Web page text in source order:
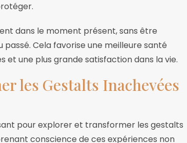
dans le moment présent, sans être
Cela favorise une meilleure santé
et une plus grande satisfaction dans la vie.
les Gestalts Inachevées
pour explorer et transformer les gestalts
conscience de ces expériences non